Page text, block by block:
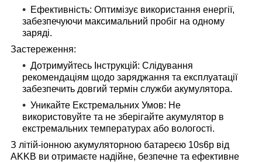
Ефективність: Оптимізує використання енергії,
забезпечуючи максимальний пробіг на одному
заряді.
Застереження:
Дотримуйтесь Інструкцій: Слідування
рекомендаціям щодо заряджання та експлуатації
забезпечить довгий термін служби акумулятора.
Уникайте Екстремальних Умов: Не
використовуйте та не зберігайте акумулятор в
екстремальних температурах або вологості.
З літій-іонною акумуляторною батареєю 10s6p від
AKKB ви отримаєте надійне, безпечне та ефективне